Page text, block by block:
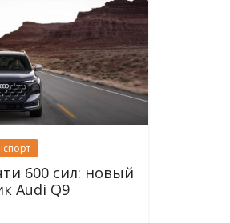
600 сил: новый
Audi Q9